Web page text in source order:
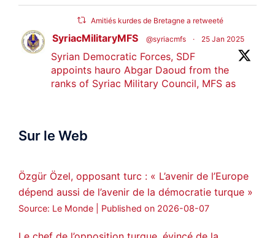
Amitiés kurdes de Bretagne a retweeté
SyriacMilitaryMFS @syriacmfs · 25 Jan 2025
Syrian Democratic Forces, SDF
appoints hauro Abgar Daoud from the
ranks of Syriac Military Council, MFS as
ܟܫܝܪܘܬܐ ܒܘܠܝܬܐ ܚܘܪܐ ܐܒܓܪ
Amitiés kurdes de Bretagne a retweeté
MedyaNews @medyanews_ · 24 Jan 2025
Sur le Web
Özgür Özel, opposant turc : « L’avenir de l’Europe
dépend aussi de l’avenir de la démocratie turque »
Source: Le Monde Published on 2026-08-07